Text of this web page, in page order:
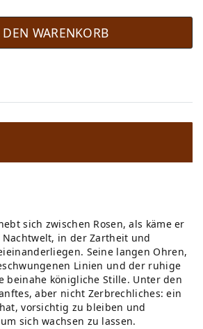
WARENKORB
sich zwischen Rosen, als käme er
in der Zartheit und
Seine langen Ohren,
Linien und der ruhige
beinahe königliche Stille. Unter den
aber nicht Zerbrechliches: ein
vorsichtig zu bleiben und
sich wachsen zu lassen.